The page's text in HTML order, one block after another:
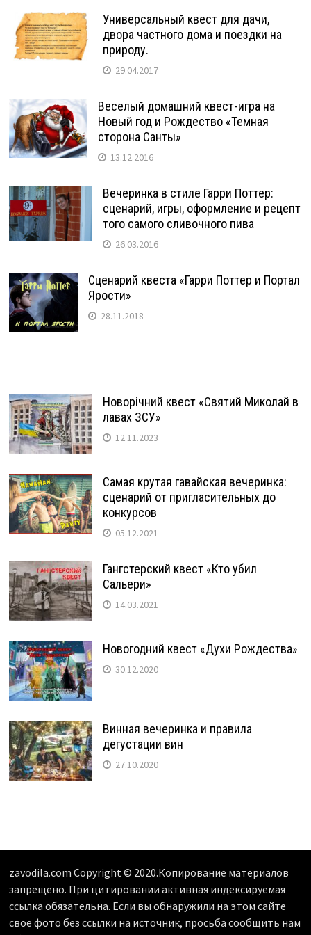
Универсальный квест для дачи,
двора частного дома и поездки на
природу.
29.04.2017
Веселый домашний квест-игра на
Новый год и Рождество «Темная
сторона Санты»
13.12.2016
Вечеринка в стиле Гарри Поттер:
сценарий, игры, оформление и рецепт
того самого сливочного пива
26.03.2016
Сценарий квеста «Гарри Поттер и Портал
Ярости»
28.11.2018
Новорічний квест «Святий Миколай в
лавах ЗСУ»
12.11.2023
Самая крутая гавайская вечеринка:
сценарий от пригласительных до
конкурсов
05.12.2021
Гангстерский квест «Кто убил
Сальери»
14.03.2021
Новогодний квест «Духи Рождества»
30.12.2020
Винная вечеринка и правила
дегустации вин
27.10.2020
zavodila.com Copyright © 2020.Копирование материалов
запрещено. При цитировании активная индексируемая
ссылка обязательна. Если вы обнаружили на этом сайте
свое фото без ссылки на источник, просьба сообщить нам